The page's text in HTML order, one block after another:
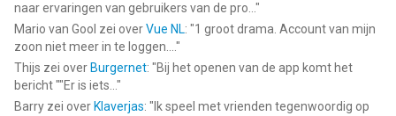
naar ervaringen van gebruikers van de pro... "
Mario van Gool zei overVue NL: "1 groot drama. Account van mijn
zoon niet meer in te loggen.... "
Thijs zei over Burgernet: "Bij het openen van de app komt het
bericht ""Er is iets... "
Barry zei over Klaverjas: " Ik speel met vrienden tegenwoordig op